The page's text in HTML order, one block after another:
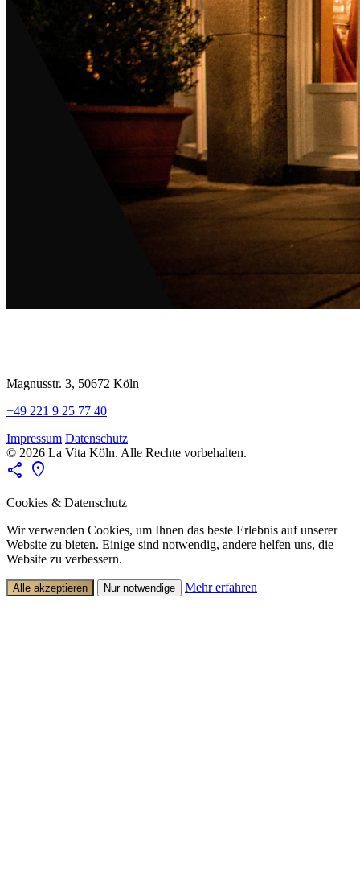
Magnusstr. 3, 50672 Köln
+49 221 9 25 77 40
Impressum Datenschutz
© 2026 La Vita Köln. Alle Rechte vorbehalten.
share location_on
Cookies & Datenschutz
Wir verwenden Cookies, um Ihnen das beste Erlebnis auf unserer
Website zu bieten. Einige sind notwendig, andere helfen uns, die
Website zu verbessern.
Alle akzeptieren Nur notwendige Mehr erfahren